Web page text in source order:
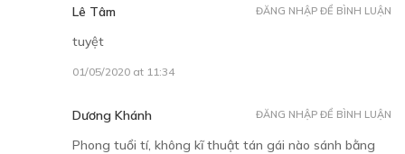
Lê Tâm
tuyệt
01/05/2020 at 11:34
ĐĂNG NHẬP ĐỂ BÌNH LUẬN
Dương Khánh
Phong tuổi tí, không kĩ thuật tán gái nào sánh bằng
ĐĂNG NHẬP ĐỂ BÌNH LUẬN